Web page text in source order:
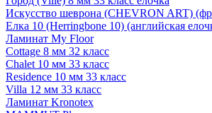
Искусство шеврона (CHEVRON ART)
Елка 10 (Herringbone 10) (английская
Ламинат My Floor
Cottage 8 мм 32 класс
Chalet 10 мм 33 класс
Residence 10 мм 33 класс
Villa 12 мм 33 класс
Ламинат Kronotex